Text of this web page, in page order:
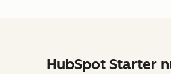
HubSpot Starter